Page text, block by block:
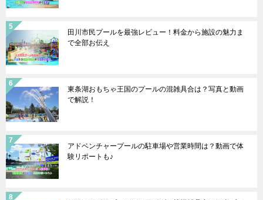
田川市民プールを最強レビュー！料金から施設の魅力ま
で全部お伝え
東条湖おもちゃ王国のプールの混雑具合は？写真と動画
で解説！
アドベンチャープールの駐車場や営業時間は？動画で体
験リポートも♪